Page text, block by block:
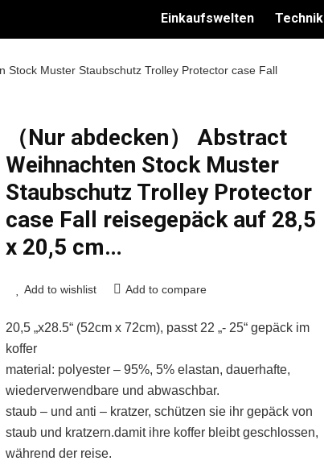
Einkaufswelten Technik
Stock Muster Staubschutz Trolley Protector case Fall
（Nur abdecken） Abstract
Weihnachten Stock Muster
Staubschutz Trolley Protector
case Fall reisegepäck auf 28,5
x 20,5 cm…
Add to wishlist Add to compare
20,5 „x28.5“ (52cm x 72cm), passt 22 „- 25“ gepäck im
koffer
material: polyester – 95%, 5% elastan, dauerhafte,
wiederverwendbare und abwaschbar.
staub – und anti – kratzer, schützen sie ihr gepäck von
staub und kratzern.damit ihre koffer bleibt geschlossen,
während der reise.